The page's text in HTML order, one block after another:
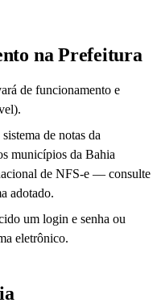
na Prefeitura
de funcionamento e
de notas da
municípios da Bahia
de NFS-e — consulte
adotado.
um login e senha ou
eletrônico.